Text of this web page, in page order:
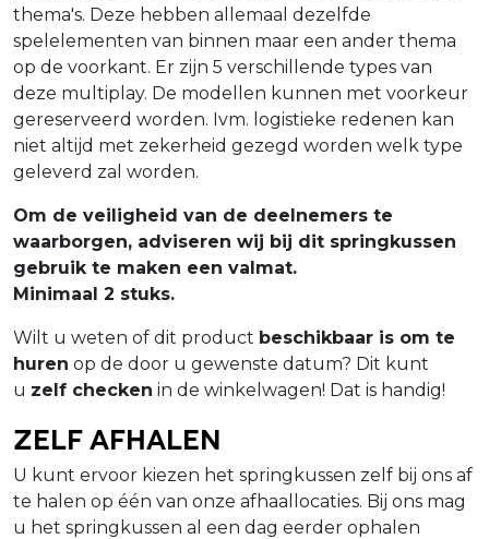
thema's. Deze hebben allemaal dezelfde
spelelementen van binnen maar een ander thema
op de voorkant. Er zijn 5 verschillende types van
deze multiplay. De modellen kunnen met voorkeur
gereserveerd worden. Ivm. logistieke redenen kan
niet altijd met zekerheid gezegd worden welk type
geleverd zal worden.
Om de veiligheid van de deelnemers te
waarborgen, adviseren wij bij dit springkussen
gebruik te maken een valmat.
Minimaal 2 stuks.
Wilt u weten of dit product beschikbaar is om te
huren op de door u gewenste datum? Dit kunt
u zelf checken in de winkelwagen! Dat is handig!
Zelf afhalen
U kunt ervoor kiezen het springkussen zelf bij ons af
te halen op één van onze afhaallocaties. Bij ons mag
u het springkussen al een dag eerder ophalen